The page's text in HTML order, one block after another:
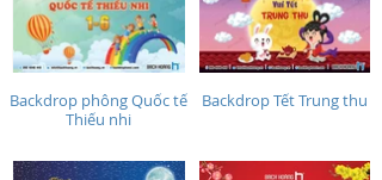
Backdrop phông Quốc tế
Thiếu nhi
Backdrop Tết Trung thu